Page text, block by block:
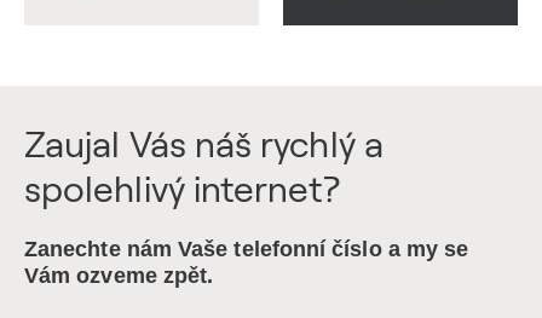
Zaujal Vás náš rychlý a
spolehlivý internet?
Zanechte nám Vaše telefonní číslo a my se
Vám ozveme zpět.